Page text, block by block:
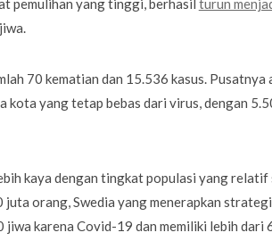
pemulihan yang tinggi, berhasil turun
70 kematian dan 15.536 kasus. Pusatnya
kota yang tetap bebas dari virus, dengan
kaya dengan tingkat populasi yang relatif
juta orang, Swedia yang menerapkan strategi
karena Covid-19 dan memiliki lebih dari